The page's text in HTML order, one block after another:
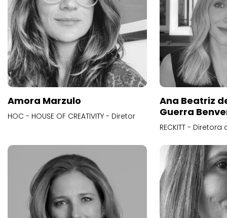
Amora Marzulo
HOC - HOUSE OF CREATIVITY - Diretor
Ana Beatriz
Guerra
RECKITT -